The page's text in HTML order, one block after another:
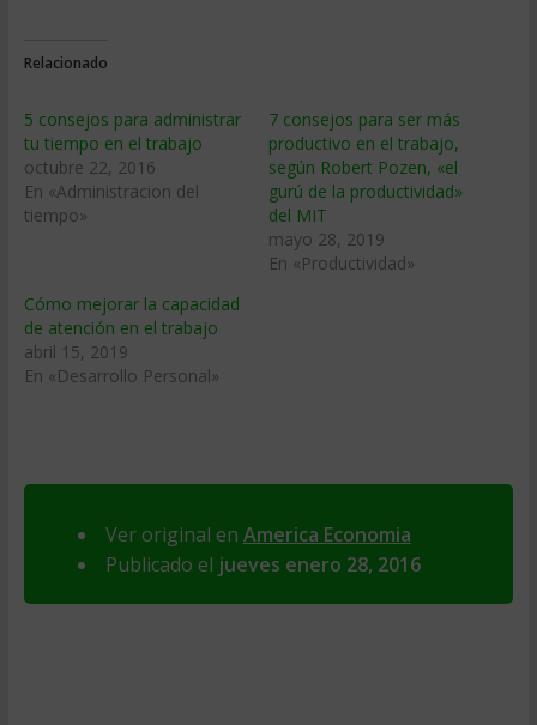
Relacionado
5 consejos para administrar
tu tiempo en el trabajo
octubre 22, 2016
En «Administracion del
tiempo»
7 consejos para ser más
productivo en el trabajo,
según Robert Pozen, «el
gurú de la productividad»
del MIT
mayo 28, 2019
En «Productividad»
Cómo mejorar la capacidad
de atención en el trabajo
abril 15, 2019
En «Desarrollo Personal»
Ver original en America Economia
Publicado el jueves enero 28, 2016